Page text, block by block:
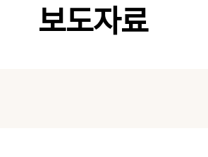
보도자료